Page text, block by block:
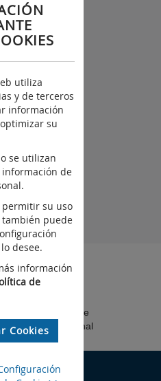
Fondo Europeo de
Desarrollo Regional
de Canarias
utiliza
y de terceros
información
su
se utilizan
de
permitir su uso
también puede
desee.
información
de
Cookies